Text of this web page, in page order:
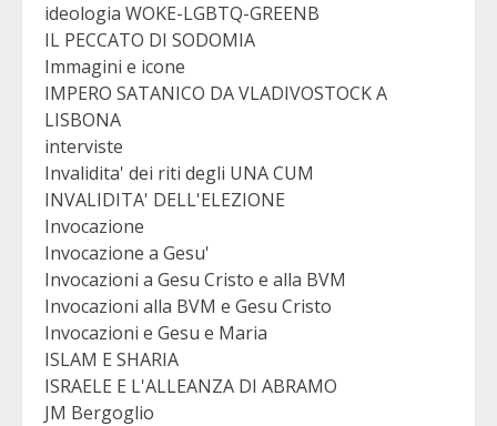
ideologia WOKE-LGBTQ-GREENB
IL PECCATO DI SODOMIA
Immagini e icone
IMPERO SATANICO DA VLADIVOSTOCK A
LISBONA
interviste
Invalidita' dei riti degli UNA CUM
INVALIDITA' DELL'ELEZIONE
Invocazione
Invocazione a Gesu'
Invocazioni a Gesu Cristo e alla BVM
Invocazioni alla BVM e Gesu Cristo
Invocazioni e Gesu e Maria
ISLAM E SHARIA
ISRAELE E L'ALLEANZA DI ABRAMO
JM Bergoglio